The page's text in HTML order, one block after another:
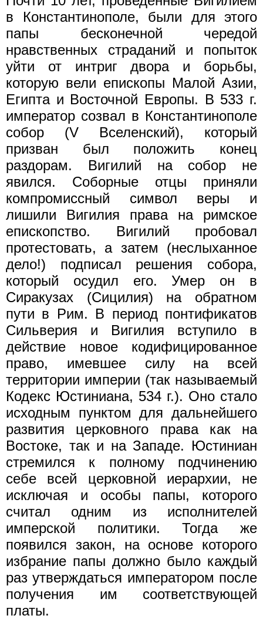
в Константинополе, были для этого
папы бесконечной чередой
нравственных страданий и попыток
уйти от интриг двора и борьбы,
которую вели епископы Малой Азии,
Египта и Восточной Европы. В 533 г.
император созвал в Константинополе
собор (V Вселенский), который
призван был положить конец
раздорам. Вигилий на собор не
явился. Соборные отцы приняли
компромиссный символ веры и
лишили Вигилия права на римское
епископство. Вигилий пробовал
протестовать, а затем (неслыханное
дело!) подписал решения собора,
который осудил его. Умер он в
Сиракузах (Сицилия) на обратном
пути в Рим. В период понтификатов
Сильверия и Вигилия вступило в
действие новое кодифицированное
право, имевшее силу на всей
территории империи (так называемый
Кодекс Юстиниана, 534 г.). Оно стало
исходным пунктом для дальнейшего
развития церковного права как на
Востоке, так и на Западе. Юстиниан
стремился к полному подчинению
себе всей церковной иерархии, не
исключая и особы папы, которого
считал одним из исполнителей
имперской политики. Тогда же
появился закон, на основе которого
избрание папы должно было каждый
раз утверждаться императором после
получения им соответствующей
платы.